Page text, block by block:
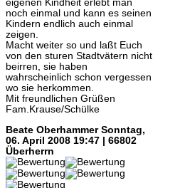
eigenen Kindheit erlebt man
noch einmal und kann es seinen
Kindern endlich auch einmal
zeigen.
Macht weiter so und laßt Euch
von den sturen Stadtvätern nicht
beirren, sie haben
wahrscheinlich schon vergessen
wo sie herkommen.
Mit freundlichen Grüßen
Fam.Krause/Schülke
Beate Oberhammer Sonntag,
06. April 2008 19:47 | 66802
Überherrn